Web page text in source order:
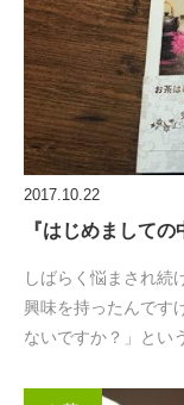
2017.10.22
『はじめましての
しばらく悩まされ続
興味を持ったんです
ないですか？」とい